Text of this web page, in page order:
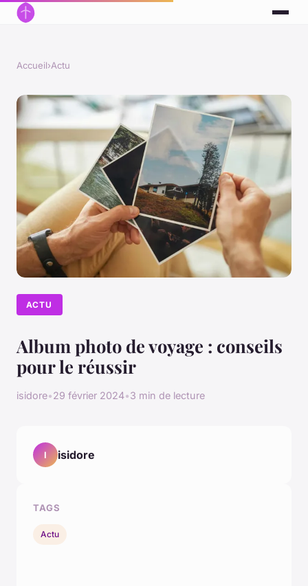
Accueil›Actu
ACTU
Album photo de voyage : conseils
pour le réussir
isidore•29 février 2024•3 min de lecture
I isidore
TAGS
Actu